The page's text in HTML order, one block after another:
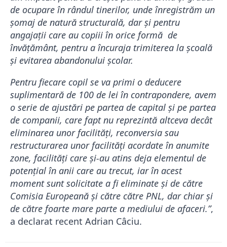
de ocupare în rândul tinerilor, unde înregistrăm un
șomaj de natură structurală, dar și pentru
angajații care au copiii în orice formă de
învățământ, pentru a încuraja trimiterea la școală
și evitarea abandonului școlar.
Pentru fiecare copil se va primi o deducere
suplimentară de 100 de lei în contrapondere, avem
o serie de ajustări pe partea de capital și pe partea
de companii, care fapt nu reprezintă altceva decât
eliminarea unor facilități, reconversia sau
restructurarea unor facilități acordate în anumite
zone, facilități care și-au atins deja elementul de
potențial în anii care au trecut, iar în acest
moment sunt solicitate a fi eliminate și de către
Comisia Europeană și către către PNL, dar chiar și
de către foarte mare parte a mediului de afaceri.”,
a declarat recent Adrian Câciu.